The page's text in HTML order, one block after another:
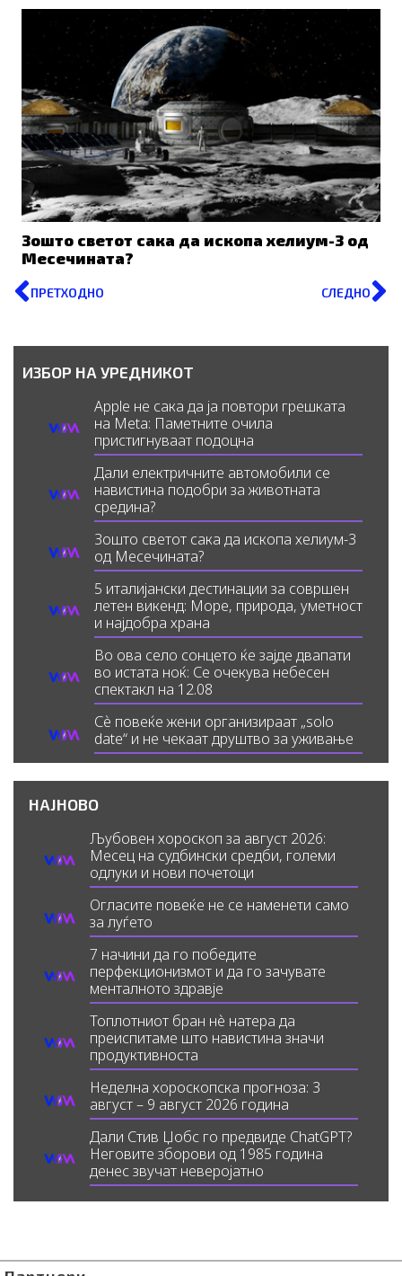
Зошто светот сака да ископа хелиум-3 од
Месечината?
Prev
ПРЕТХОДНО СЛЕДНО
ИЗБОР НА УРЕДНИКОТ
Apple не сака да ја повтори грешката
на Meta: Паметните очила
пристигнуваат подоцна
Дали електричните автомобили се
навистина подобри за животната
средина?
Зошто светот сака да ископа хелиум-3
од Месечината?
5 италијански дестинации за совршен
летен викенд: Море, природа, уметност
и најдобра храна
Во ова село сонцето ќе зајде двапати
во истата ноќ: Се очекува небесен
спектакл на 12.08
Сè повеќе жени организираат „solo
date“ и не чекаат друштво за уживање
НАЈНОВО
Љубовен хороскоп за август 2026:
Месец на судбински средби, големи
одлуки и нови почетоци
Огласите повеќе не се наменети само
за луѓето
7 начини да го победите
перфекционизмот и да го зачувате
менталното здравје
Топлотниот бран нè натера да
преиспитаме што навистина значи
продуктивноста
Неделна хороскопска прогноза: 3
август – 9 август 2026 година
Дали Стив Џобс го предвиде ChatGPT?
Неговите зборови од 1985 година
денес звучат неверојатно